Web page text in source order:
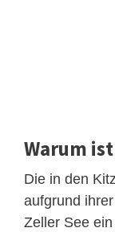
Warum
Die in den
aufgrund
Zeller See